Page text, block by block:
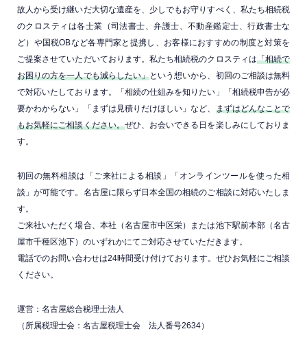
故人から受け継いだ大切な遺産を、少しでもお守りすべく、私たち相続税
のクロスティは各士業（司法書士、弁護士、不動産鑑定士、行政書士な
ど）や国税OBなど各専門家と提携し、お客様におすすめの制度と対策を
ご提案させていただいております。私たち相続税のクロスティは「相続で
お困りの方を一人でも減らしたい」という想いから、初回のご相談は無料
で対応いたしております。「相続の仕組みを知りたい」「相続税申告が必
要かわからない」「まずは見積りだけほしい」など、 まずはどんなことで
もお気軽にご相談ください。ぜひ、お会いできる日を楽しみにしておりま
す。
初回の無料相談は「ご来社による相談」「オンラインツールを使った相
談」が可能です。名古屋に限らず日本全国の相続のご相談に対応いたしま
す。
ご来社いただく場合、本社（名古屋市中区栄）または池下駅前本部（名古
屋市千種区池下）のいずれかにてご対応させていただきます。
電話でのお問い合わせは24時間受け付けております。ぜひお気軽にご相談
ください。
運営：名古屋総合税理士法人
（所属税理士会：名古屋税理士会 法人番号2634）